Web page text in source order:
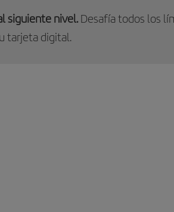
siguiente nivel.Desafía todos los
tarjeta digital.